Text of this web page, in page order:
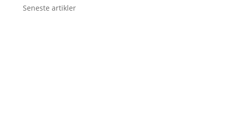
Seneste artikler